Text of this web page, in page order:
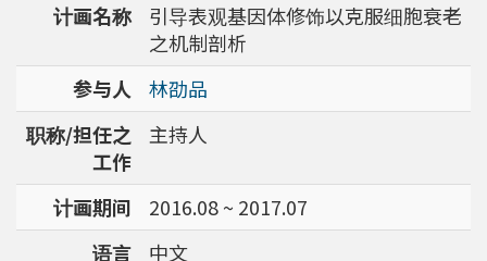
计画名称
引导表观基因体修饰以克服细胞衰老
之机制剖析
参与人
林劭品
职称/担任之
工作
主持人
计画期间
2016.08 ~ 2017.07
语言
中文